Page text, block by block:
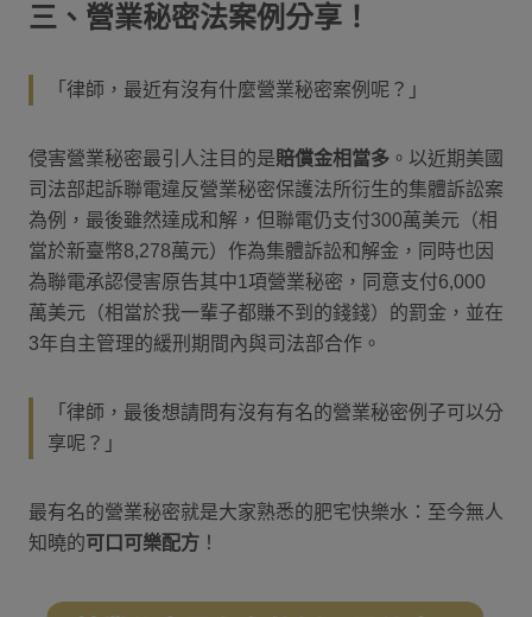
三、營業秘密法案例分享！
「律師，最近有沒有什麼營業秘密案例呢？」
侵害營業秘密最引人注目的是賠償金相當多 。以近期美國
司法部起訴聯電違反營業秘密保護法所衍生的集體訴訟案
為例，最後雖然達成和解，但聯電仍支付300萬美元（相
當於新臺幣8,278萬元）作為集體訴訟和解金，同時也因
為聯電承認侵害原告其中1項營業秘密，同意支付6,000
萬美元（相當於我一輩子都賺不到的錢錢）的罰金，並在
3年自主管理的緩刑期間內與司法部合作。
「律師，最後想請問有沒有有名的營業秘密例子可以分
享呢？」
最有名的營業秘密就是大家熟悉的肥宅快樂水：至今無人
知曉的可口可樂配方 ！